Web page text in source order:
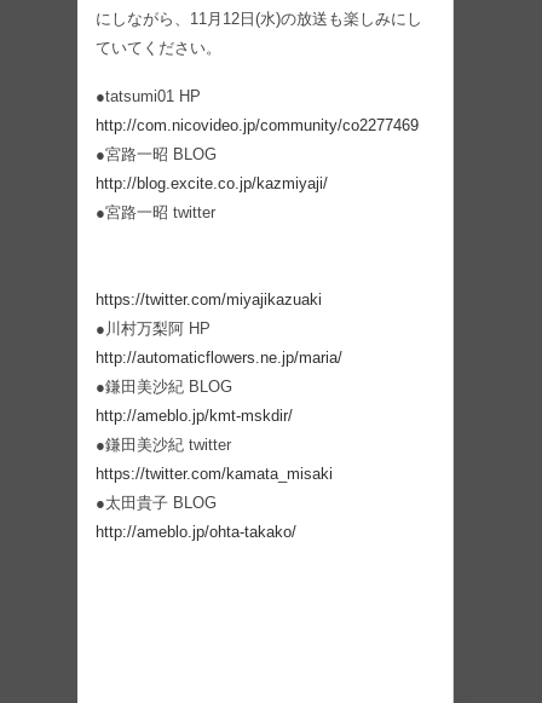
にしながら、11月12日(水)の放送も楽しみにし
ていてください。
●tatsumi01 HP
http://com.nicovideo.jp/community/co2277469
●宮路一昭 BLOG
http://blog.excite.co.jp/kazmiyaji/
●宮路一昭 twitter
https://twitter.com/miyajikazuaki
●川村万梨阿 HP
http://automaticflowers.ne.jp/maria/
●鎌田美沙紀 BLOG
http://ameblo.jp/kmt-mskdir/
●鎌田美沙紀 twitter
https://twitter.com/kamata_misaki
●太田貴子 BLOG
http://ameblo.jp/ohta-takako/